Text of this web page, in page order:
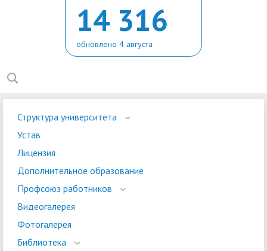
14 316
обновлено 4 августа
Структура университета
Устав
Лицензия
Дополнительное образование
Профсоюз работников
Видеогалерея
Фотогалерея
Библиотека